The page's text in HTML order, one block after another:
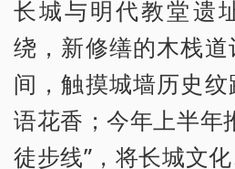
长城与明代教堂遗
绕，新修缮的木栈
间，触摸城墙历史
语花香；今年上半年
徒步线”，将长城文